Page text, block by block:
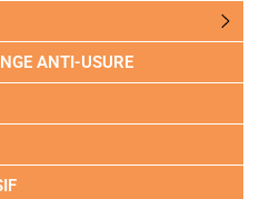
ANTI-USURE